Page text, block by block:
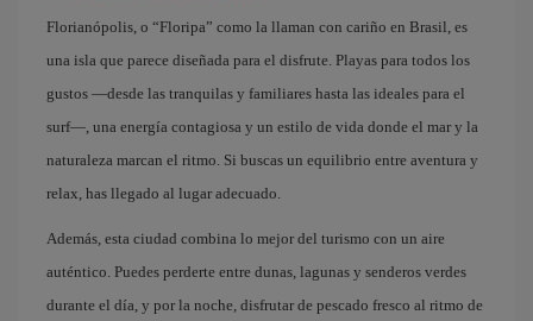
Florianópolis, o “Floripa” como la llaman con cariño en Brasil, es
una isla que parece diseñada para el disfrute. Playas para todos los
gustos —desde las tranquilas y familiares hasta las ideales para el
surf—, una energía contagiosa y un estilo de vida donde el mar y la
naturaleza marcan el ritmo. Si buscas un equilibrio entre aventura y
relax, has llegado al lugar adecuado.
Además, esta ciudad combina lo mejor del turismo con un aire
auténtico. Puedes perderte entre dunas, lagunas y senderos verdes
durante el día, y por la noche, disfrutar de pescado fresco al ritmo de